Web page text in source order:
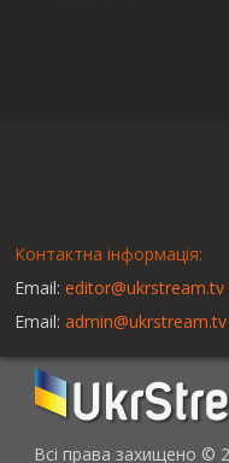
Контактна інформація:
Email: editor@ukrstream.tv
Email: admin@ukrstream.tv
Всі права захищено ©